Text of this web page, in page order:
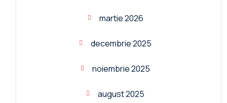
martie 2026
decembrie 2025
noiembrie 2025
august 2025